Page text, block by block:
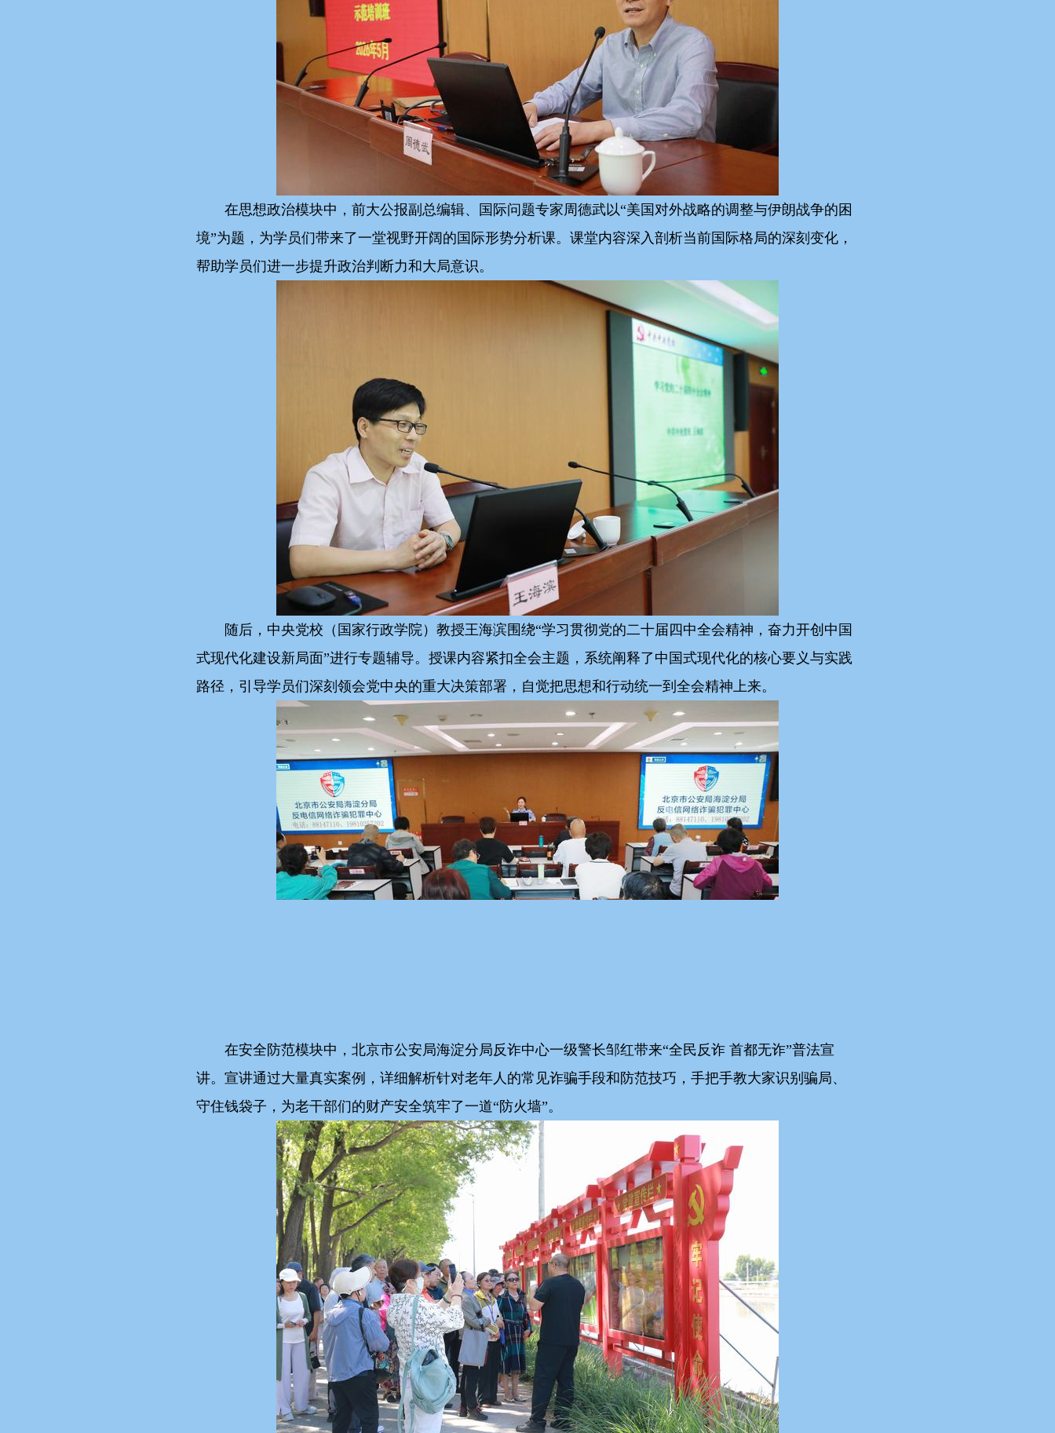
在思想政治模块中，前大公报副总编辑、国际问题专家周德武以“美国对外战略的调整与伊朗战争的困
境”为题，为学员们带来了一堂视野开阔的国际形势分析课。课堂内容深入剖析当前国际格局的深刻变化，
帮助学员们进一步提升政治判断力和大局意识。
随后，中央党校（国家行政学院）教授王海滨围绕“学习贯彻党的二十届四中全会精神，奋力开创中国
式现代化建设新局面”进行专题辅导。授课内容紧扣全会主题，系统阐释了中国式现代化的核心要义与实践
路径，引导学员们深刻领会党中央的重大决策部署，自觉把思想和行动统一到全会精神上来。
在安全防范模块中，北京市公安局海淀分局反诈中心一级警长邹红带来“全民反诈 首都无诈”普法宣
讲。宣讲通过大量真实案例，详细解析针对老年人的常见诈骗手段和防范技巧，手把手教大家识别骗局、
守住钱袋子，为老干部们的财产安全筑牢了一道“防火墙”。